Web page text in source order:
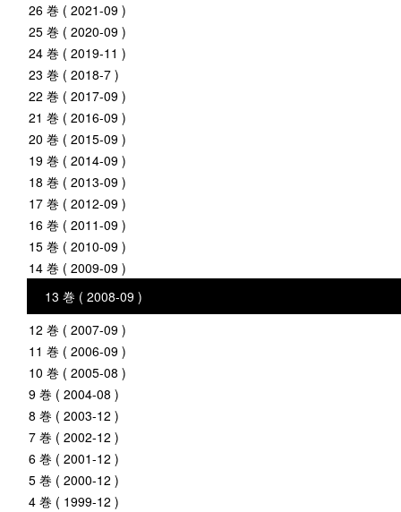
26 巻 ( 2021-09 )
25 巻 ( 2020-09 )
24 巻 ( 2019-11 )
23 巻 ( 2018-7 )
22 巻 ( 2017-09 )
21 巻 ( 2016-09 )
20 巻 ( 2015-09 )
19 巻 ( 2014-09 )
18 巻 ( 2013-09 )
17 巻 ( 2012-09 )
16 巻 ( 2011-09 )
15 巻 ( 2010-09 )
14 巻 ( 2009-09 )
13 巻 ( 2008-09 )
12 巻 ( 2007-09 )
11 巻 ( 2006-09 )
10 巻 ( 2005-08 )
9 巻 ( 2004-08 )
8 巻 ( 2003-12 )
7 巻 ( 2002-12 )
6 巻 ( 2001-12 )
5 巻 ( 2000-12 )
4 巻 ( 1999-12 )